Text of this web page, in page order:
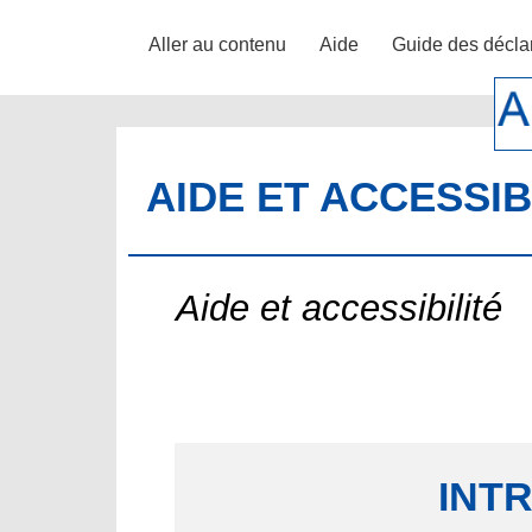
Aller au contenu Aide Guide des
AIDE ET
Aide et accessibilité